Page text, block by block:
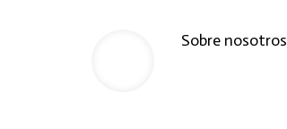
Sobre nosotros